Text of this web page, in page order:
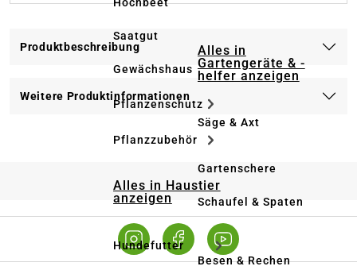
Hochbeet
Saatgut
Gewächshaus
Pflanzenschutz
Pflanzzubehör
Alles in Haustier
anzeigen
Hundefutter
Alles in
Gartengeräte & -
helfer anzeigen
Säge & Axt
Gartenschere
Schaufel & Spaten
Besen & Rechen
Produktbeschreibung
Weitere Produktinformationen